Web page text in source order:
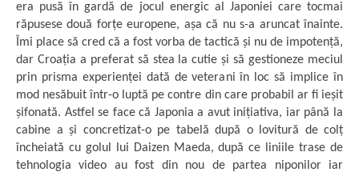
era pusă în gardă de jocul energic al Japoniei care tocmai
răpusese două forțe europene, așa că nu s-a aruncat înainte.
Îmi place să cred că a fost vorba de tactică și nu de impotență,
dar Croația a preferat să stea la cutie și să gestioneze meciul
prin prisma experienței dată de veterani în loc să implice în
mod nesăbuit într-o luptă pe contre din care probabil ar fi ieșit
șifonată. Astfel se face că Japonia a avut inițiativa, iar până la
cabine a și concretizat-o pe tabelă după o lovitură de colț
încheiată cu golul lui Daizen Maeda, după ce liniile trase de
tehnologia video au fost din nou de partea niponilor iar